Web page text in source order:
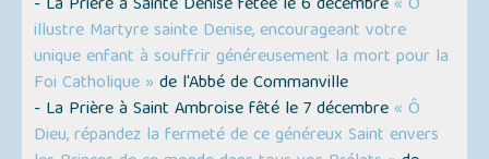
illustre Martyre sainte Denise, encourageant votre
unique enfant à souffrir généreusement la mort pour la
Foi Catholique » de l'Abbé de Commanville
- La Prière à Saint Ambroise fêté le 7 décembre « Ô
Dieu, répandez la fermeté de ce généreux Saint envers